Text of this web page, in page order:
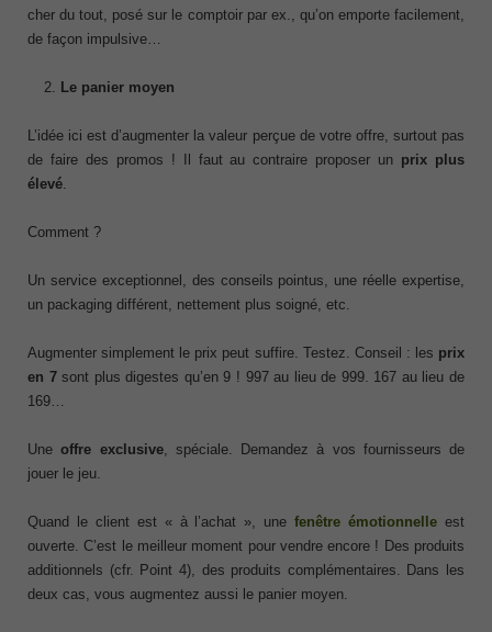
cher du tout, posé sur le comptoir par ex., qu’on emporte facilement,
de façon impulsive…
Le panier moyen
L’idée ici est d’augmenter la valeur perçue de votre offre, surtout pas
de faire des promos ! Il faut au contraire proposer un prix plus
élevé
Comment ?
Un service exceptionnel, des conseils pointus, une réelle expertise,
un packaging différent, nettement plus soigné, etc.
Augmenter simplement le prix peut suffire. Testez. Conseil : les prix
en 7sont plus digestes qu’en 9 ! 997 au lieu de 999. 167 au lieu de
169…
Uneoffre exclusive, spéciale. Demandez à vos fournisseurs de
jouer le jeu.
Quand le client est « à l’achat », unefenêtre émotionnelle est
ouverte. C’est le meilleur moment pour vendre encore ! Des produits
additionnels (cfr. Point 4), des produits complémentaires. Dans les
deux cas, vous augmentez aussi le panier moyen.